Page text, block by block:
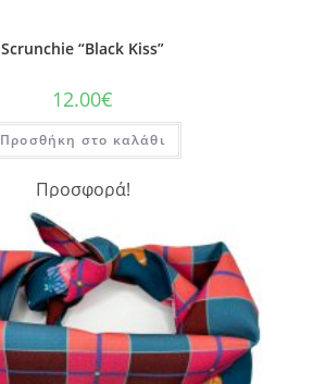
Scrunchie “Black Kiss”
12.00€
Προσθήκη στο καλάθι
Προσφορά!